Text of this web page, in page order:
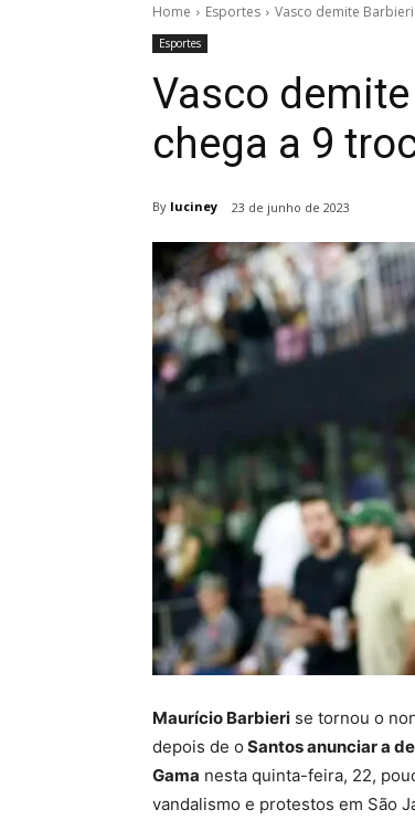
Home Esportes Vasco demite
Esportes
Vasco
chega a 9
By luciney 23 de junho de 2023
Maurício Barbieri se tornou o
depois de o Santos anunciar a
Gama nesta quinta-feira, 22,
vandalismo e protestos em São